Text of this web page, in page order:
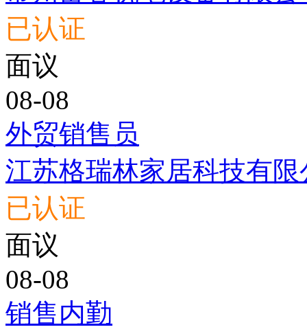
已认证
面议
08-08
外贸销售员
江苏格瑞林家居科技有限
已认证
面议
08-08
销售内勤